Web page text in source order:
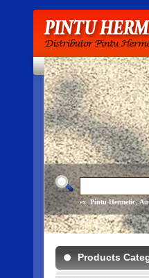
ex. Pintu Hermetic,
Products